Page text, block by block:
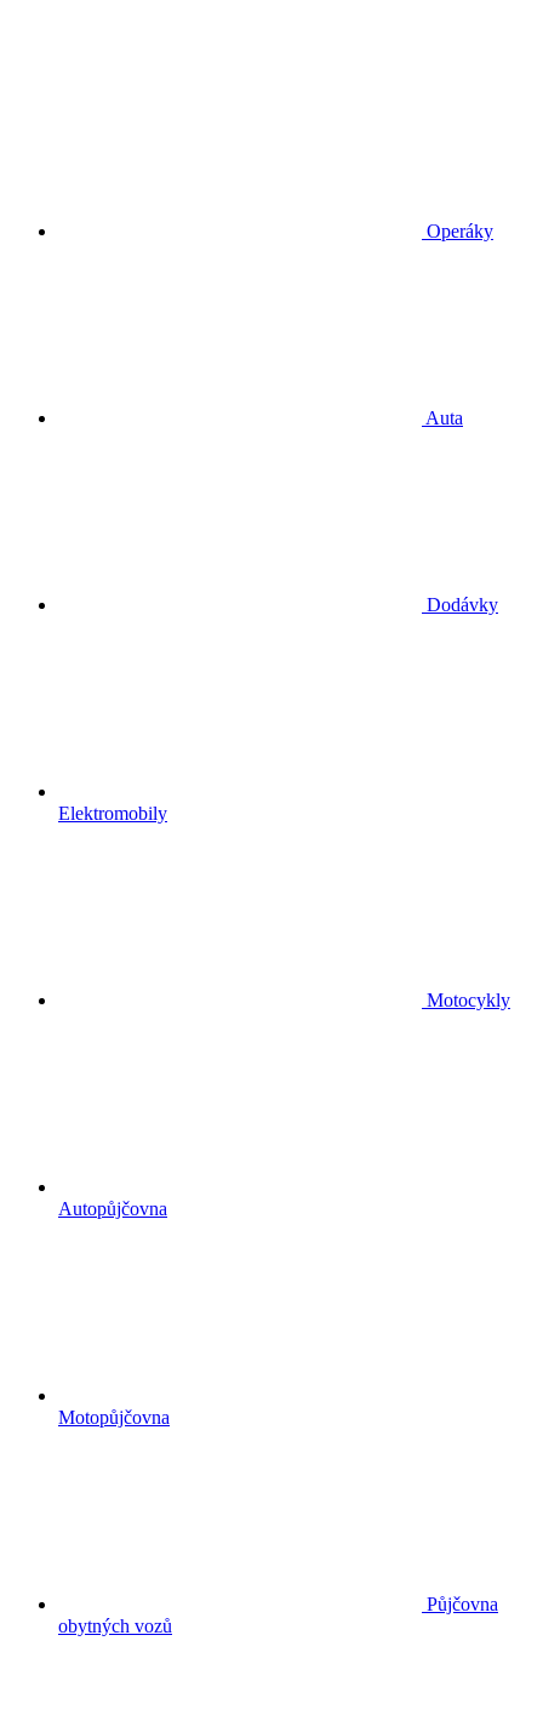
Operáky
Auta
Dodávky
Elektromobily
Motocykly
Autopůjčovna
Motopůjčovna
Půjčovna
obytných vozů